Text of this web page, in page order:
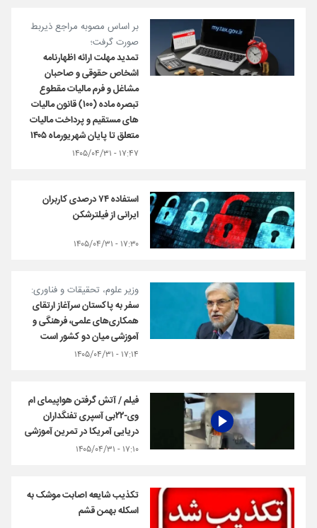
بر اساس مصوبه مراجع ذی‏ربط
صورت گرفت؛
تمدید مهلت ارائه اظهارنامه
اشخاص حقوقی و صاحبان
مشاغل و فرم مالیات مقطوع
تبصره ماده (۱۰۰) قانون مالیات
های مستقیم و پرداخت مالیات
متعلق تا پایان شهریورماه ۱۴۰۵
۱۷:۴۷ - ۱۴۰۵/۰۴/۳۱
استفاده ۷۴ درصدی کاربران
ایرانی از فیلترشکن
۱۷:۳۰ - ۱۴۰۵/۰۴/۳۱
وزیر علوم، تحقیقات و فناوری:
سفر به پاکستان سرآغاز ارتقای
همکاری‌های علمی، فرهنگی و
آموزشی میان دو کشور است
۱۷:۱۴ - ۱۴۰۵/۰۴/۳۱
فیلم / آتش گرفتن هواپیمای ام‌
وی-۲۲بی آسپری تفنگداران
دریایی آمریکا در تمرین آموزشی
۱۷:۱۰ - ۱۴۰۵/۰۴/۳۱
تکذیب شایعه اصابت موشک ‌به
اسکله بهمن قشم